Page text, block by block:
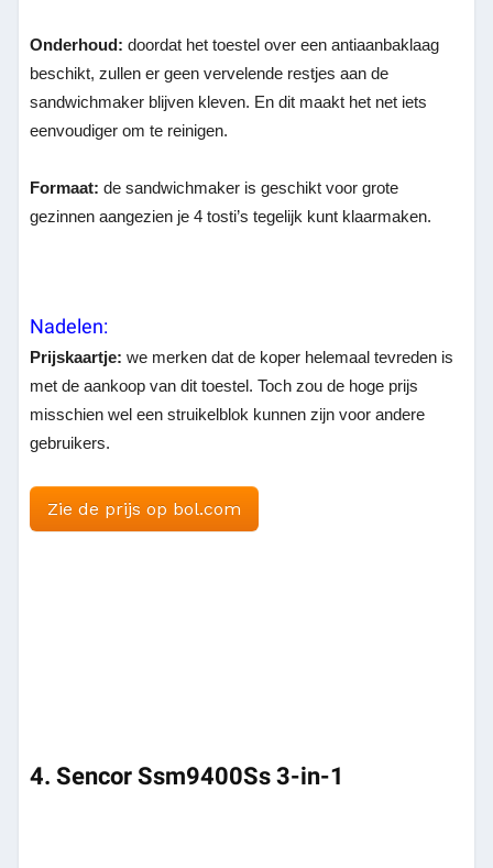
Onderhoud: doordat het toestel over een antiaanbaklaag
beschikt, zullen er geen vervelende restjes aan de
sandwichmaker blijven kleven. En dit maakt het net iets
eenvoudiger om te reinigen.
Formaat: de sandwichmaker is geschikt voor grote
gezinnen aangezien je 4 tosti’s tegelijk kunt klaarmaken.
Nadelen:
Prijskaartje: we merken dat de koper helemaal tevreden is
met de aankoop van dit toestel. Toch zou de hoge prijs
misschien wel een struikelblok kunnen zijn voor andere
gebruikers.
Zie de prijs op bol.com
4. SencorSsm9400Ss 3-in-1